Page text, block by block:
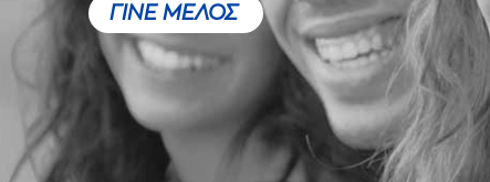
ΓΙΝΕ ΜΕΛΟΣ